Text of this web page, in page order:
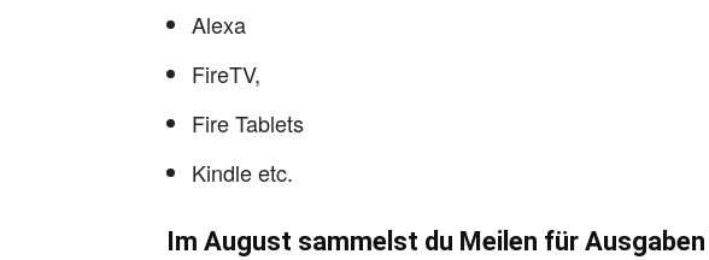
Alexa
FireTV,
Fire Tablets
Kindle etc.
Im August sammelst du Meilen für